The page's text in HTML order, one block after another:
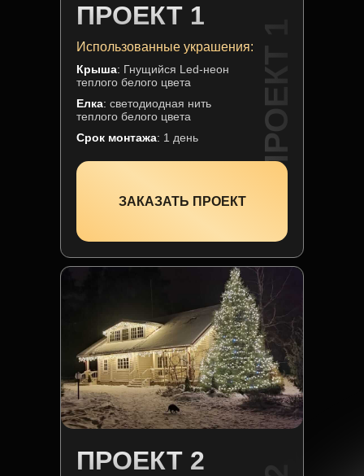
ПРОЕКТ 1
ПРОЕКТ 1
Использованные украшения:
Крыша: Гнущийся Led-неон
теплого белого цвета
Елка: светодиодная нить
теплого белого цвета
Срок монтажа: 1 день
ЗАКАЗАТЬ ПРОЕКТ
ПРОЕКТ 2